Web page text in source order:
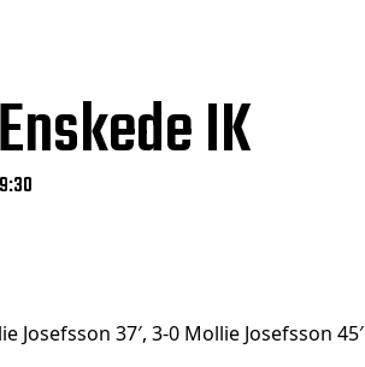
IK
Josefsson 37′, 3-0 Mollie Josefsson 45′